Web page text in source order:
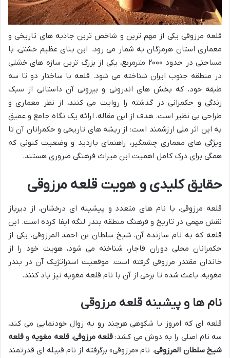
قلعه مرزوقی یکی از مهم ترین و شاخص ترین جاذبه های تاریخی و
معماری استان هرمزگان به شمار می رود. این بنای عظیم خشتی، با
مساحتی در حدود ۲۰۰۰ مترمربع، یکی از بزرگ ترین سازه های خشتی
در منطقه جنوب ایران شناخته می شود. قلعه با ساختار دو تا سه
طبقه خود، که بخش های اندرونی و بیرونی آن داستانی از سبک
زندگی و حکمرانی در گذشته را روایت می کنند، از نظر معماری و
طراحی بی نظیر است. هدف از این مقاله، ارائه یک نگاه جامع و عمیق
به این اثر ملی ارزشمند است؛ از ریشه های تاریخی و حکمرانان آن تا
ویژگی های معماری چشمگیر، راهنمای بازدید و وضعیت کنونی که
همگی برای درک کامل اهمیت این میراث فرهنگی ضروری هستند.
حقایق کلیدی و هویت قلعه مرزوقی
قلعه مرزوقی، با نام های متعدد و پیشینه ای درخشان، از دیرباز
نقش مهمی در تاریخ و فرهنگ منطقه بندر لنگه ایفا کرده است. این
قلعه که به نام سازنده آن، شیخ سلطان بن احمد المرزوقی، یکی از
حکمرانان محلی دوران قاجار، شناخته می شود، هویت خود را از
خاندان مقتدر مرزوقی گرفته است. موقعیت استراتژیک آن در بندر
مغویه، باعث شده تا برخی از آن با نام قلعه مغویه نیز یاد کنند.
نام ها و پیشینه قلعه مرزوقی
قلعه ای که امروز با شکوهی هرچند رو به زوال خودنمایی می کند،
سه نام اصلی را به دوش می کشد: قلعه مرزوقی،قلعه مغویه و قلعه
شیخ سلطان المرزوقی. نام «مرزوقی» برگرفته از نام قبیله ای قدرتمند